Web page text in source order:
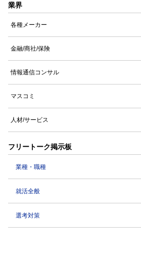
業界
各種メーカー
金融/商社/保険
情報通信コンサル
マスコミ
人材/サービス
フリートーク掲示板
業種・職種
就活全般
選考対策